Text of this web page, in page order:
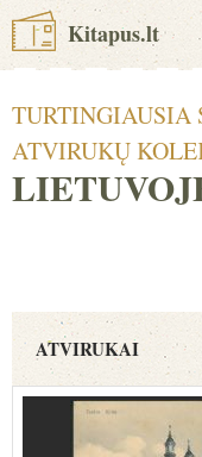
Kitapus.lt
TURTINGIAUSIA
ATVIRUKŲ
ATVIRUKAI